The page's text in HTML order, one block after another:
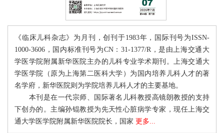
《临床儿科杂志》为月刊，创刊于1983年，国际刊号为ISSN-
1000-3606，国内标准刊号为CN：31-1377/R，是由上海交通大
学医学院附属新华医院主办的儿科专业学术期刊。上海交通大
学医学院（原为上海第二医科大学）为国内培养儿科人才的著
名学府，新华医院则为学院培养儿科人才的主要基地。
本刊是在一代宗师、国际著名儿科教授高镜朗教授的支持
下创办的。主编孙锟教授为先天性心脏病学专家，现任上海交
通大学医学院附属新华医院院长，国家 更多...